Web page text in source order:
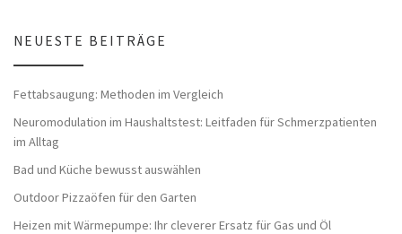
NEUESTE BEITRÄGE
Fettabsaugung: Methoden im Vergleich
Neuromodulation im Haushaltstest: Leitfaden für Schmerzpatienten
im Alltag
Bad und Küche bewusst auswählen
Outdoor Pizzaöfen für den Garten
Heizen mit Wärmepumpe: Ihr cleverer Ersatz für Gas und Öl